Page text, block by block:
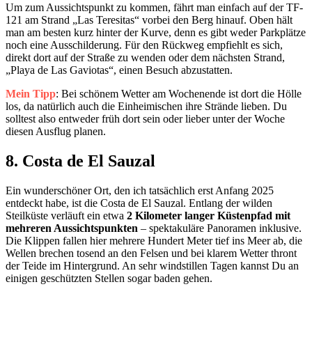
Um zum Aussichtspunkt zu kommen, fährt man einfach auf der TF-
121 am Strand „Las Teresitas“ vorbei den Berg hinauf. Oben hält
man am besten kurz hinter der Kurve, denn es gibt weder Parkplätze
noch eine Ausschilderung. Für den Rückweg empfiehlt es sich,
direkt dort auf der Straße zu wenden oder dem nächsten Strand,
„Playa de Las Gaviotas“, einen Besuch abzustatten.
Mein Tipp: Bei schönem Wetter am Wochenende ist dort die Hölle
los, da natürlich auch die Einheimischen ihre Strände lieben. Du
solltest also entweder früh dort sein oder lieber unter der Woche
diesen Ausflug planen.
8. Costa de El Sauzal
Ein wunderschöner Ort, den ich tatsächlich erst Anfang 2025
entdeckt habe, ist die Costa de El Sauzal. Entlang der wilden
Steilküste verläuft ein etwa 2 Kilometer langer Küstenpfad mit
mehreren Aussichtspunkten – spektakuläre Panoramen inklusive.
Die Klippen fallen hier mehrere Hundert Meter tief ins Meer ab, die
Wellen brechen tosend an den Felsen und bei klarem Wetter thront
der Teide im Hintergrund. An sehr windstillen Tagen kannst Du an
einigen geschützten Stellen sogar baden gehen.